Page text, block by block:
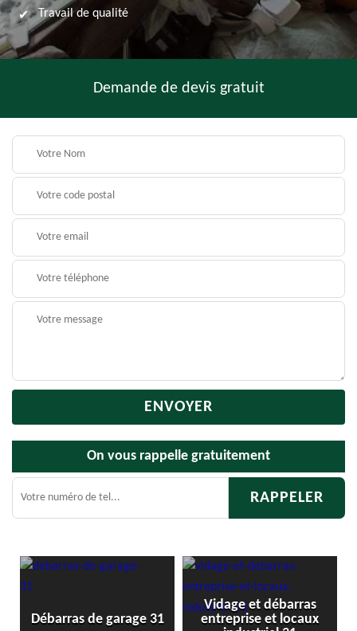
Travail de qualité
Demande de devis gratuit
On vous rappelle gratuitement
Débarras de garage 31
Vidage et débarras
entreprise et locaux